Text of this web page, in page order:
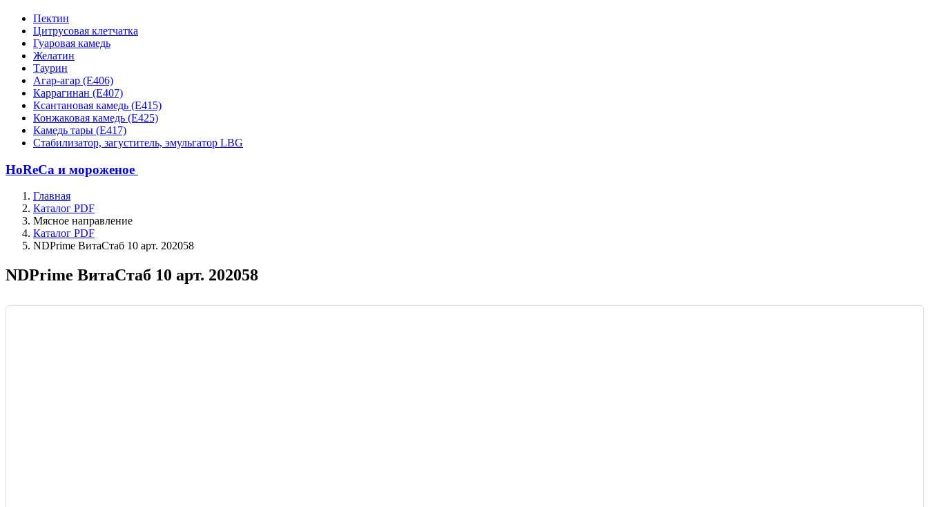
Пектин
Цитрусовая клетчатка
Гуаровая камедь
Желатин
Таурин
Агар-агар (Е406)
Каррагинан (Е407)
Ксантановая камедь (Е415)
Конжаковая камедь (Е425)
Камедь тары (Е417)
Стабилизатор, загуститель, эмульгатор LBG
HoReCa и мороженое
Главная
Каталог PDF
Мясное направление
Каталог PDF
NDPrime ВитаСтаб 10 арт. 202058
NDPrime ВитаСтаб 10 арт. 202058